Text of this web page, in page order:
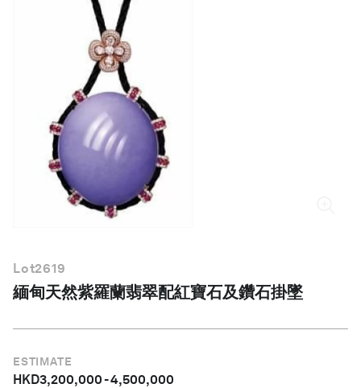
繁體中文
Lot2619
緬甸天然紫羅蘭翡翠配紅寶石及鑽石掛墜
ESTIMATE
HKD3,200,000-4,500,000